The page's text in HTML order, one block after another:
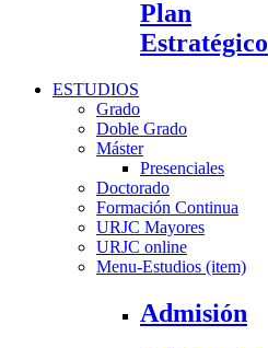
Plan
Estratégico
ESTUDIOS
Grado
Doble Grado
Máster
Presenciales
Doctorado
Formación Continua
URJC Mayores
URJC online
Menu-Estudios (item)
Admisión